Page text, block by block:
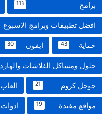
برامج 113
افضل تطبيقات وبرامج الاسبوع
حماية 43 ايفون 30
حلول ومشاكل الفلاشات والهارد USB
جوجل كروم 21 العاب
مواقع مفيدة 19 ادوات